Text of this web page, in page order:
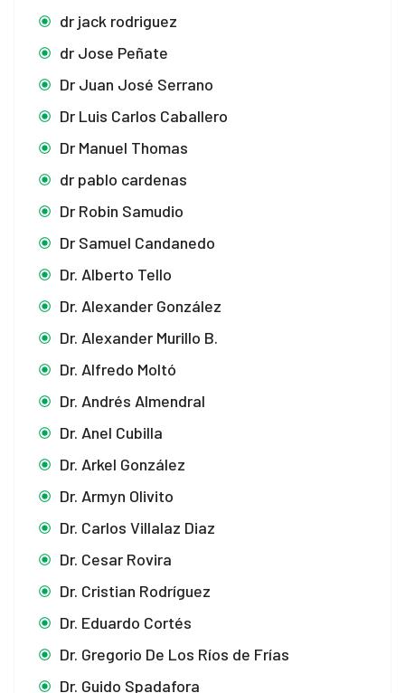
dr jack rodriguez
dr Jose Peñate
Dr Juan José Serrano
Dr Luis Carlos Caballero
Dr Manuel Thomas
dr pablo cardenas
Dr Robin Samudio
Dr Samuel Candanedo
Dr. Alberto Tello
Dr. Alexander González
Dr. Alexander Murillo B.
Dr. Alfredo Moltó
Dr. Andrés Almendral
Dr. Anel Cubilla
Dr. Arkel González
Dr. Armyn Olivito
Dr. Carlos Villalaz Diaz
Dr. Cesar Rovira
Dr. Cristian Rodríguez
Dr. Eduardo Cortés
Dr. Gregorio De Los Ríos de Frías
Dr. Guido Spadafora